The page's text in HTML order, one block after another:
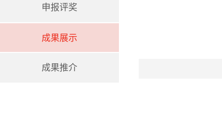
申报评奖
成果展示
成果推介